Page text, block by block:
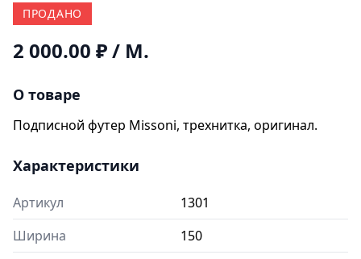
ПРОДАНО
2 000.00 ₽/ М.
О товаре
Подписной футер Missoni, трехнитка, оригинал.
Характеристики
Артикул
1301
Ширина
150